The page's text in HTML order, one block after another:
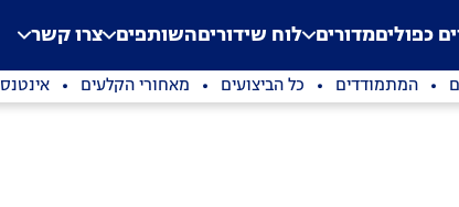
Application error: a
. כפוליםמדורים לוח שידוריםהשותפים צרו קשר
המתמודדים כל הביצועים מאחורי הקלעים אינטנס